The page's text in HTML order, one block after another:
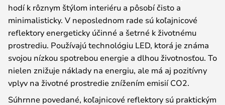
hodí k rôznym štýlom interiéru a pôsobí čisto a
minimalisticky. V neposlednom rade sú koľajnicové
reflektory energeticky účinné a šetrné k životnému
prostrediu. Používajú technológiu LED, ktorá je známa
svojou nízkou spotrebou energie a dlhou životnosťou. To
nielen znižuje náklady na energiu, ale má aj pozitívny
vplyv na životné prostredie znížením emisií CO2.
Súhrnne povedané, koľajnicové reflektory sú praktickým